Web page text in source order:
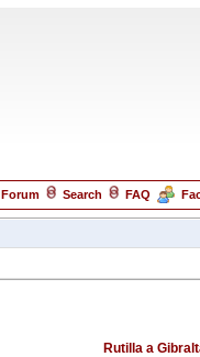
Forum Search FAQ
Rutilla a